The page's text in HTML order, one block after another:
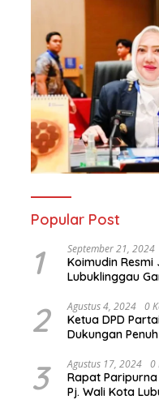
Popular Post
1 September 21, 2024
Koimudin
Lubuklinggau
2 Agustus 4, 2024 0
Ketua DPD
Dukungan
Konawe
3 Agustus 17, 2024 0
Rapat Paripurna
Pj. Wali Kota